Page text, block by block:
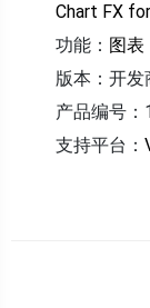
Chart FX
功能： 图表
版本： 开发
产品编号：
支持平台：